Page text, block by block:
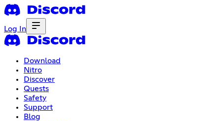
Log In
Download
Nitro
Discover
Quests
Safety
Support
Blog